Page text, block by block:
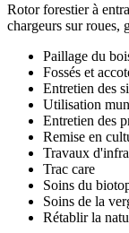
Rotor forestier à
chargeurs sur roues,
Paillage du
Fossés et
Entretien des
Utilisation
Entretien des
Remise en
Travaux
Trac care
Soins du
Soins de la
Rétablir la